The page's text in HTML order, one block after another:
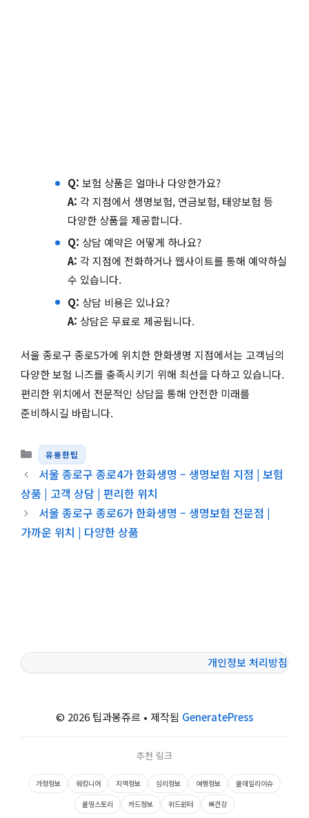
Q: 보험 상품은 얼마나 다양한가요?
A: 각 지점에서 생명보험, 연금보험, 태양보험 등
다양한 상품을 제공합니다.
Q: 상담 예약은 어떻게 하나요?
A: 각 지점에 전화하거나 웹사이트를 통해 예약하실
수 있습니다.
Q: 상담 비용은 있나요?
A: 상담은 무료로 제공됩니다.
서울 종로구 종로5가에 위치한 한화생명 지점에서는 고객님의
다양한 보험 니즈를 충족시키기 위해 최선을 다하고 있습니다.
편리한 위치에서 전문적인 상담을 통해 안전한 미래를
준비하시길 바랍니다.
카테고리
유용한팁
서울 종로구 종로4가 한화생명 – 생명보험 지점 | 보험
상품 | 고객 상담 | 편리한 위치
서울 종로구 종로6가 한화생명 – 생명보험 전문점 |
가까운 위치 | 다양한 상품
개인정보 처리방침
© 2026 팁과봉쥬르 • 제작됨 GeneratePress
추천 링크
가정정보 워킹니어 지역정보 심리정보 여행정보
올데일리이슈
올띵스토리
카드정보 위드윈터 뼈건강